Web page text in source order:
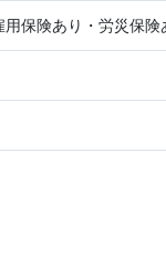
保険あり・労災保険